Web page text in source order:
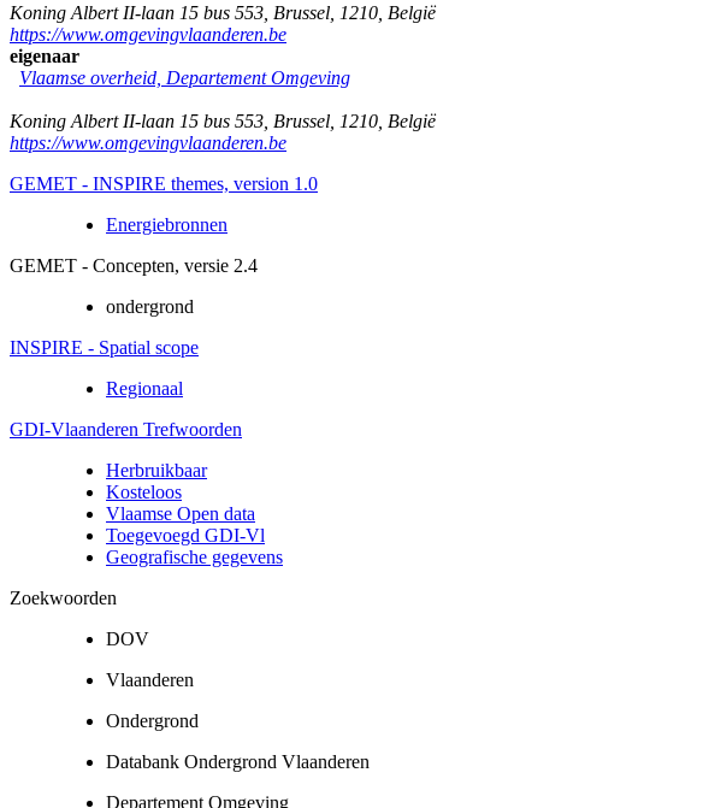
Koning Albert II-laan 15 bus 553 Brussel 1210 België
https://www.omgevingvlaanderen.be
eigenaar
Vlaamse overheid, Departement Omgeving
Koning Albert II-laan 15 bus 553 Brussel 1210 België
https://www.omgevingvlaanderen.be
GEMET - INSPIRE themes, version 1.0
Energiebronnen
GEMET - Concepten, versie 2.4
ondergrond
INSPIRE - Spatial scope
Regionaal
GDI-Vlaanderen Trefwoorden
Herbruikbaar
Kosteloos
Vlaamse Open data
Toegevoegd GDI-Vl
Geografische gegevens
Zoekwoorden
DOV
Vlaanderen
Ondergrond
Databank Ondergrond Vlaanderen
Departement Omgeving